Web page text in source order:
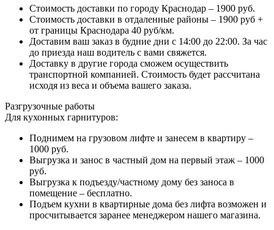
Стоимость доставки по городу Краснодар – 1900 руб.
Стоимость доставки в отдаленные районы – 1900 руб +
от границы Краснодара 40 руб/км.
Доставим ваш заказ в будние дни с 14:00 до 22:00. За час
до приезда наш водитель с вами свяжется.
Доставку в другие города сможем осуществить
транспортной компанией. Стоимость будет рассчитана
исходя из веса и объема вашего заказа.
Разгрузочные работы
Для кухонных гарнитуров:
Поднимем на грузовом лифте и занесем в квартиру –
1000 руб.
Выгрузка и занос в частный дом на первый этаж – 1000
руб.
Выгрузка к подъезду/частному дому без заноса в
помещение – бесплатно.
Подъем кухни в квартирные дома без лифта возможен и
просчитывается заранее менеджером нашего магазина.